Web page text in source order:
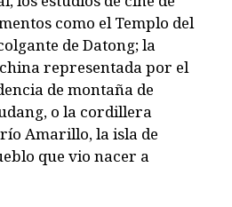
como el Templo del
de Datong; la
representada por el
de montaña de
o la cordillera
Amarillo, la isla de
que vio nacer a